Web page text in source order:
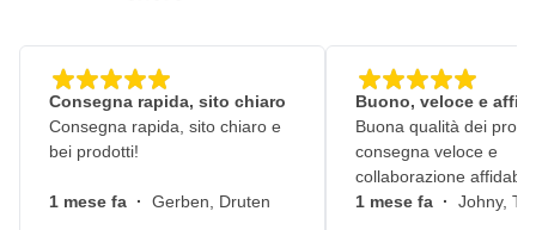
Consegna rapida, sito chiaro
Consegna rapida, sito chiaro e
bei prodotti!
1 mese fa · Gerben, Druten
Buono, veloce e
Buona qualità dei
consegna veloce e
collaborazione
1 mese fa · Johny,